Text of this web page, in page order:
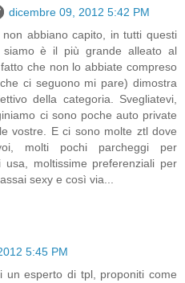
dicembre 09, 2012 5:42 PM
abbiano capito, in tutti questi
è il più grande alleato al
che non lo abbiate compreso
ci seguono mi pare) dimostra
della categoria. Svegliatevi,
ci sono poche auto private
vostre. E ci sono molte ztl dove
molti pochi parcheggi per
moltissime preferenziali per
sexy e così via...
5:45 PM
un esperto di tpl, proponiti come